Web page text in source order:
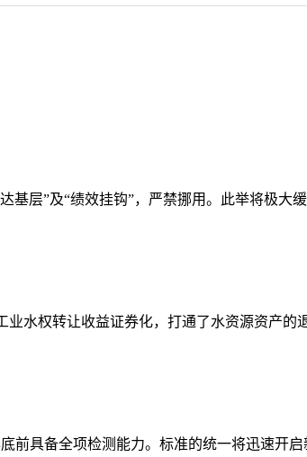
基层”及“绩效挂钩”，严禁挪用。此举将极大
水权转让收益证券化，打通了水资源资产的
前具备全项检测能力。标准的统一将迅速开